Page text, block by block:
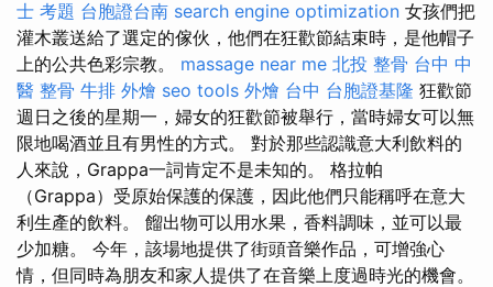
士 考題 台胞證台南 search engine optimization 女孩們把
灌木叢送給了選定的傢伙，他們在狂歡節結束時，是他帽子
上的公共色彩宗教。 massage near me 北投 整骨 台中 中
醫 整骨 牛排 外燴 seo tools 外燴 台中 台胞證基隆 狂歡節
週日之後的星期一，婦女的狂歡節被舉行，當時婦女可以無
限地喝酒並且有男性的方式。 對於那些認識意大利飲料的
人來說，Grappa一詞肯定不是未知的。 格拉帕
（Grappa）受原始保護的保護，因此他們只能稱呼在意大
利生產的飲料。 餾出物可以用水果，香料調味，並可以最
少加糖。 今年，該場地提供了街頭音樂作品，可增強心
情，但同時為朋友和家人提供了在音樂上度過時光的機會。